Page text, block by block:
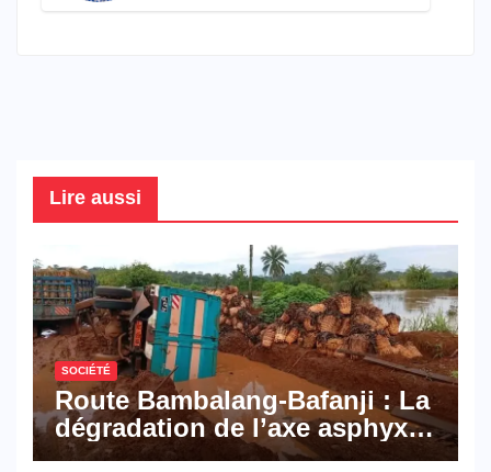
Lire aussi
SOCIÉTÉ
Route Bambalang-Bafanji : La
dégradation de l’axe asphyxie
les activités économiques